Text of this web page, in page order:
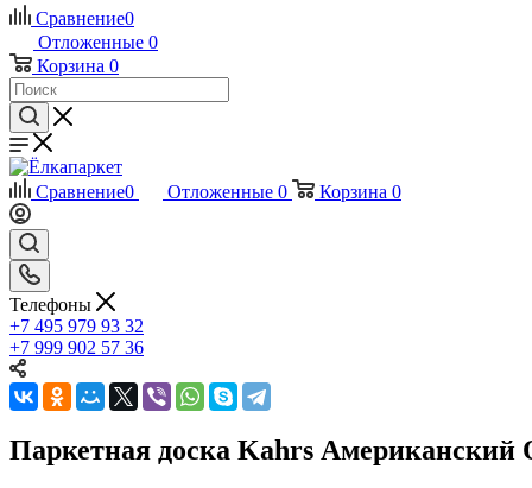
Сравнение0
Отложенные 0
Корзина 0
Сравнение0 Отложенные 0 Корзина 0
Телефоны
+7 495 979 93 32
+7 999 902 57 36
Паркетная доска Kahrs